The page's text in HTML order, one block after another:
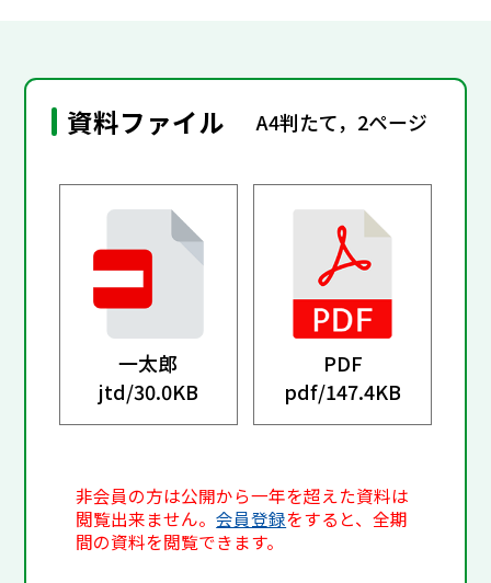
資料ファイル A4判たて，2ページ
一太郎
jtd/30.0KB
PDF
pdf/147.4KB
非会員の方は公開から一年を超えた資料は
閲覧出来ません。会員登録をすると、全期
間の資料を閲覧できます。